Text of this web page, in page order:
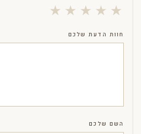
★ ★ ★ ★ ★
חוות הדעת שלכם
השם שלכם